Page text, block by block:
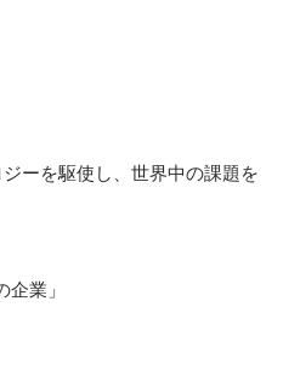
ジーを駆使し、世界中の課題を
企業」